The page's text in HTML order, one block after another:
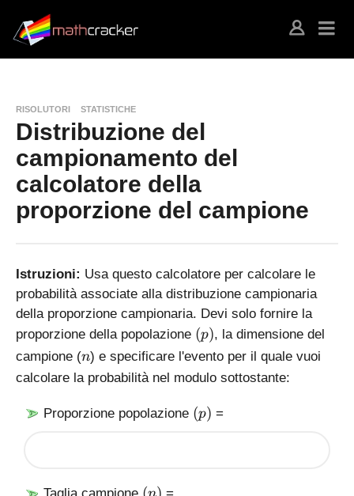
RISOLUTORI STATISTICHE
Distribuzione del
campionamento del
calcolatore della
proporzione del campione
Istruzioni: Usa questo calcolatore per calcolare le
probabilità associate alla distribuzione campionaria
della proporzione campionaria. Devi solo fornire la
proporzione della popolazione (
p
(p), la dimensione del
campione (n
n) e specificare l'evento per il quale vuoi
calcolare la probabilità nel modulo sottostante:
Proporzione popolazione (
(p) =
(